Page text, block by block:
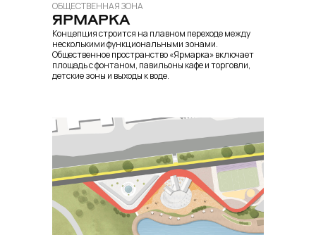
ОБЩЕСТВЕННАЯ ЗОНА
ЯРМАРКА
Концепция строится на плавном переходе между
несколькими функциональными зонами.
Общественное пространство «Ярмарка» включает
площадь с фонтаном, павильоны кафе и торговли,
детские зоны и выходы к воде.